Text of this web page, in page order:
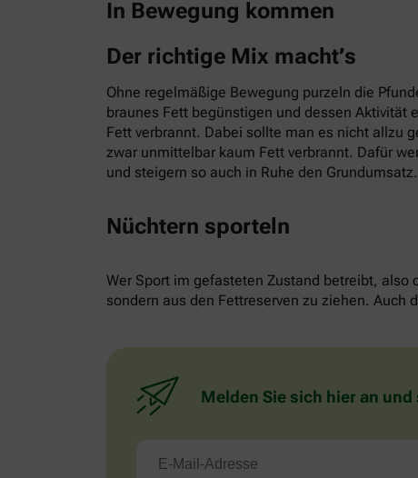
In Bewegung kommen
Der richtige Mix macht’s
Ohne regelmäßige Bewegung purzeln die
braunes Fett begünstigen und dessen Aktivität
Fett verbrannt. Dabei sollte man es nicht allzu
zwar unmittelbar kaum Fett verbrannt. Dafür
und steigern so auch in Ruhe den Grundumsatz.
Nüchtern sporteln
Wer Sport im gefasteten Zustand betreibt, also
sondern aus den Fettreserven zu ziehen. Auch
Melden Sie sich hier an